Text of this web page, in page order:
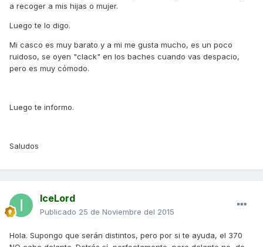
a recoger a mis hijas o mujer.
Luego te lo digo.
Mi casco es muy barato y a mi me gusta mucho, es un poco
ruidoso, se oyen "clack" en los baches cuando vas despacio,
pero es muy cómodo.
Luego te informo.
Saludos
IceLord
Publicado 25 de Noviembre del 2015
Hola. Supongo que serán distintos, pero por si te ayuda, el 370